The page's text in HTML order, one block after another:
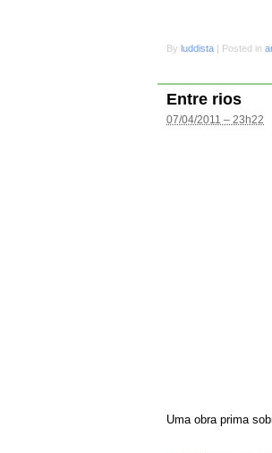
By luddista | Posted in
Entre rios
07/04/2011 – 23h22
Uma obra prima